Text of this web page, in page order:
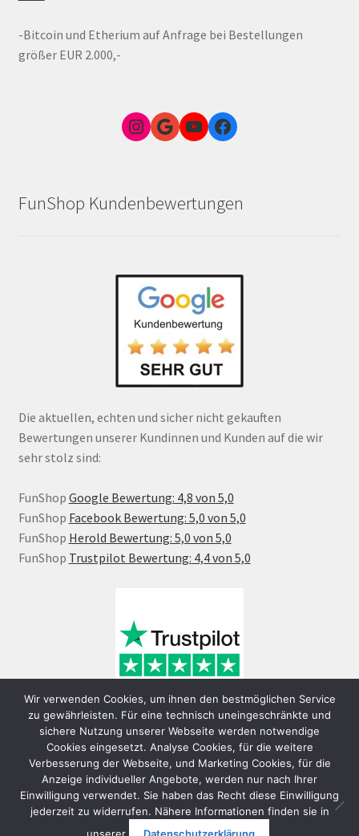
-Bitcoin und Etherium auf Anfrage bei Bestellungen
größer EUR 2.000,-
Instagram
Google Link zum FunShop WienYouTubeFacebook
FunShop Kundenbewertungen
Die aktuellen, echten und sicher nicht gekauften
Bewertungen unserer Kundinnen und Kunden auf die wir
sehr stolz sind:
FunShop Google Bewertung: 4,8 von 5,0
FunShop Facebook Bewertung: 5,0 von 5,0
FunShop Herold Bewertung: 5,0 von 5,0
FunShop Trustpilot Bewertung: 4,4 von 5,0
© FunShop Wien - Hochqualitative Elektromobilität 2026
Wir verwenden Cookies, um ihnen den bestmöglichen Service
zu gewährleisten. Für eine technisch uneingeschränkte und
sichere Nutzung unserer Webseite werden notwendige
Cookies eingesetzt. Analyse Cookies, für die weitere
Verbesserung der Webseite, und Marketing Cookies, für die
Anzeige individueller Angebote, werden nur nach Ihrer
Einwilligung verwendet. Sie haben das Recht diese Einwilligung
jederzeit zu widerrufen. Nähere Informationen finden sie in